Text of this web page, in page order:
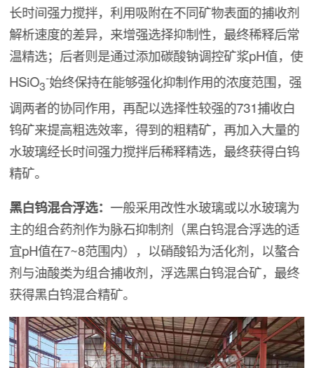
长时间强力搅拌，利用吸附在不同矿物表面的捕收剂
解析速度的差异，来增强选择抑制性，最终稀释后常
温精选；后者则是通过添加碳酸钠调控矿浆pH值，使
HSiO3
-始终保持在能够强化抑制作用的浓度范围，强
调两者的协同作用，再配以选择性较强的731捕收白
钨矿来提高粗选效率，得到的粗精矿，再加入大量的
水玻璃经长时间强力搅拌后稀释精选，最终获得白钨
精矿。
黑白钨混合浮选：一般采用改性水玻璃或以水玻璃为
主的组合药剂作为脉石抑制剂（黑白钨混合浮选的适
宜pH值在7~8范围内），以硝酸铅为活化剂，以螯合
剂与油酸类为组合捕收剂，浮选黑白钨混合矿，最终
获得黑白钨混合精矿。